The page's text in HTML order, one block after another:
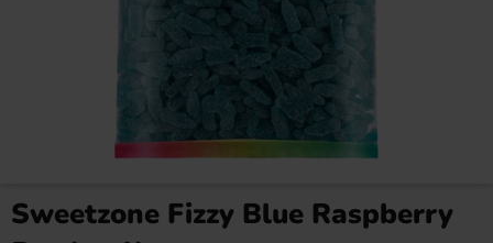
Syötävät Saippuakuplat
Marshmallow 74ml
Warheads Thumbdipper 40g
(1st)(BF:2026-04-20)
Sweetzone Fizzy Blue Raspberry